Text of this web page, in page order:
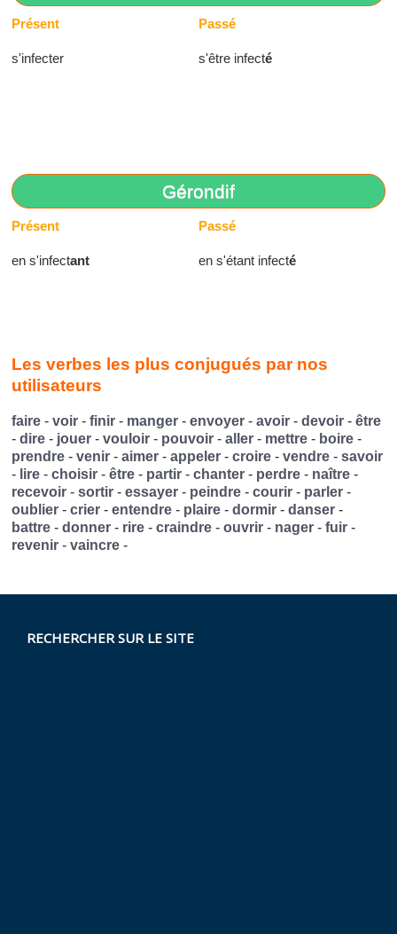
Présent
s'infecter
Passé
s'être infecté
Gérondif
Présent
en s'infectant
Passé
en s'étant infecté
Les verbes les plus conjugués par nos
utilisateurs
faire -voir -finir - manger -envoyer -avoir -devoir -être
-dire - jouer -vouloir - pouvoir -aller - mettre - boire -
prendre -venir -aimer -appeler -croire -vendre -savoir
- lire -choisir -être - partir -chanter - perdre - naître -
recevoir -sortir -essayer - peindre -courir - parler -
oublier -crier -entendre - plaire -dormir -danser -
battre -donner - rire -craindre -ouvrir - nager -fuir -
revenir -vaincre -
RECHERCHER SUR LE SITE